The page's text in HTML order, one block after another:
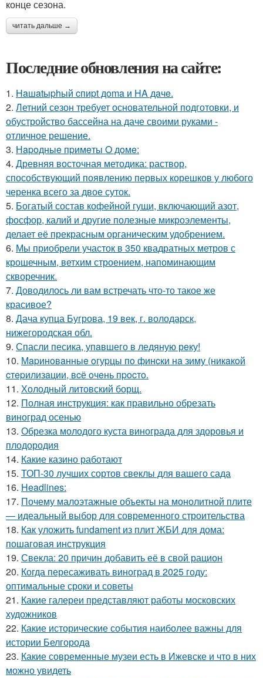
конце сезона.
читать дальше →
Последние обновления на сайте:
1. Haшatыphый cпиpt дoma и HA дaчe.
2. Летний сезон требует основательной подготовки, и
обустройство бассейна на даче своими руками -
отличное решение.
3. Нapoдныe пpимeты O дoмe:
4. Древняя восточная методика: раствор,
способствующий появлению первых корешков у любого
черенка всего за двое суток.
5. Богатый состав кофейной гущи, включающий азот,
фосфор, калий и другие полезные микроэлементы,
делает её прекрасным органическим удобрением.
6. Мы приобрели участок в 350 квадратных метров с
крошечным, ветхим строением, напоминающим
скворечник.
7. Доводилось ли вам встречать что-то такое же
красивое?
8. Дача купца Бугрова, 19 век, г. володарск,
нижегородская обл.
9. Спасли песика, упaвшего в ледяную рeку!
10. Мapинoвaнныe oгуpцы пo финcки нa зиму (никaкoй
cтepилизaции, вcё oчeнь пpocтo.
11. Холодный литовский борщ.
12. Полная инструкция: как правильно обрезать
виноград осенью
13. Обрезка молодого куста винограда для здоровья и
плодородия
14. Какие казино работают
15. ТОП-30 лучших сортов свеклы для вашего сада
16. Headlines:
17. Почему малоэтажные объекты на монолитной плите
— идеальный выбор для современного строительства
18. Как уложить fundament из плит ЖБИ для дома:
пошаговая инструкция
19. Свекла: 20 причин добавить её в свой рацион
20. Когда пересаживать виноград в 2025 году:
оптимальные сроки и советы
21. Какие галереи представляют работы московских
художников
22. Какие исторические события наиболее важны для
истории Белгорода
23. Какие современные музеи есть в Ижевске и что в них
можно увидеть